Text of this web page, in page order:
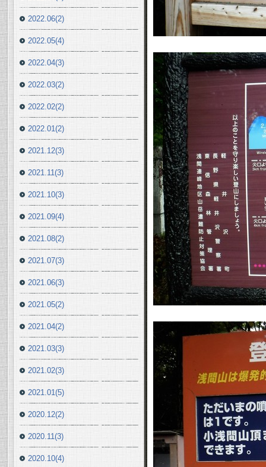
2022.06(2)
2022.05(4)
2022.04(3)
2022.03(2)
2022.02(2)
2022.01(2)
2021.12(3)
2021.11(3)
2021.10(3)
2021.09(4)
2021.08(2)
2021.07(3)
2021.06(3)
2021.05(2)
2021.04(2)
2021.03(3)
2021.02(3)
2021.01(5)
2020.12(2)
2020.11(3)
2020.10(4)